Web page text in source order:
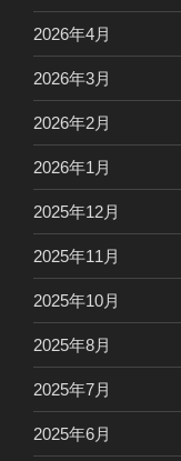
2026年4月
2026年3月
2026年2月
2026年1月
2025年12月
2025年11月
2025年10月
2025年8月
2025年7月
2025年6月